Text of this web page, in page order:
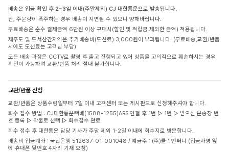
배송은 입금 확인 후 2~3일 이내(주말제외) CJ 대한통운으로 발송됩니다.
단, 주문량이 폭주하는 경우 배송이 지연될 수 있으니 양해바랍니다.
무료배송은 순수 결제금액 6만원 이상 구매시(할인 및 적립금 제외한 금액) 적용됩니다.
제주도 및 도서산간지역은 추가배송비(도선료) 3,000원이 부과됩니다. (무료배송,교환/반품
시에도 도선료는 고객님 부담)
모든 배송 과정은 CCTV로 촬영 후 출고 진행되고 있어 상품을 고의적으로 훼손하시는 경우
확인이 가능하며 교환/반품 처리 절대 불가합니다.
교환/반품 신청
교환/반품은 상품수령일부터 7일 이내 고객센터 또는 게시판으로 신청해주셔야 합니다.
회수 접수 방법 : CJ대한통운택배(1588-1255)ARS 연결 후 1번 ▷ 1번 ▷ 받으신 운송장 번
호 등록 ▷ 착불로 선택 ▷ 회수접수 완료
회수 접수 후 대한통운 담당 기사가 주말 제외 1-2일 이내에 회수지로 방문합니다.
배송비 입금계좌 : 국민은행 512637-01-001048 / 예금주 : (주)클릭앤퍼니 (입금자명 옆
에 휴대폰 뒷번호 4자리 기재 요청)